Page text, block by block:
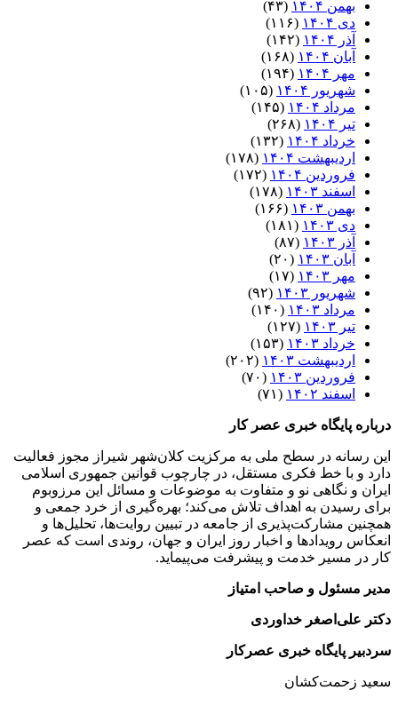
بهمن ۱۴۰۴
(۴۳)
دی ۱۴۰۴
(۱۱۶)
آذر ۱۴۰۴
(۱۴۲)
آبان ۱۴۰۴
(۱۶۸)
مهر ۱۴۰۴
(۱۹۴)
شهریور ۱۴۰۴
(۱۰۵)
مرداد ۱۴۰۴
(۱۴۵)
تیر ۱۴۰۴
(۲۶۸)
خرداد ۱۴۰۴
(۱۳۲)
اردیبهشت ۱۴۰۴
(۱۷۸)
فروردین ۱۴۰۴
(۱۷۲)
اسفند ۱۴۰۳
(۱۷۸)
بهمن ۱۴۰۳
(۱۶۶)
دی ۱۴۰۳
(۱۸۱)
آذر ۱۴۰۳
(۸۷)
آبان ۱۴۰۳
(۲۰)
مهر ۱۴۰۳
(۱۷)
شهریور ۱۴۰۳
(۹۲)
مرداد ۱۴۰۳
(۱۴۰)
تیر ۱۴۰۳
(۱۲۷)
خرداد ۱۴۰۳
(۱۵۳)
اردیبهشت ۱۴۰۳
(۲۰۲)
فروردین ۱۴۰۳
(۷۰)
اسفند ۱۴۰۲
(۷۱)
درباره پایگاه خبری عصر کار
این رسانه در سطح ملی به مرکزیت کلان‌شهر شیراز مجوز فعالیت
دارد و با خط فکری مستقل، در چارچوب قوانین جمهوری اسلامی
ایران و نگاهی نو و متفاوت به موضوعات ‌و مسائل این مرزوبوم
برای رسیدن به اهداف تلاش می‌کند؛ بهره‌گیری از خرد جمعی و
همچنین مشارکت‌پذیری از جامعه در تبیین روایت‌ها، تحلیل‌ها و
انعکاس رویدادها و اخبار روز ایران و جهان، روندی است که عصر
کار در مسیر خدمت و پیشرفت می‌پیماید.
مدیر مسئول و صاحب امتیاز
دکتر علی‌اصغر خداوردی
سردبیر پایگاه خبری عصرکار
سعید زحمت‌کشان